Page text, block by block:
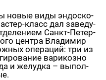
новые виды эн­до­ско­
класс дал за­ве­ду­
Санкт-Пе­тер­
цен­тра Вла­ди­мир
опе­ра­ций: три из
ва­ри­коз­но
и же­луд­ка – вы­пол­